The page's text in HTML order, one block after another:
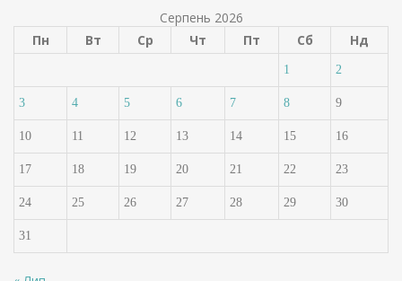
Серпень 2026
Пн
Вт Ср Чт Пт Сб Нд
1 2
3 4 5 6 7 8 9
10 11 12 13 14 15 16
17 18 19 20 21 22 23
24 25 26 27 28 29 30
31